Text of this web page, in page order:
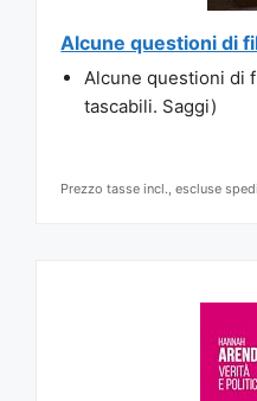
Alcune questioni di
Alcune questioni di
tascabili. Saggi)
Prezzo tasse incl., escluse